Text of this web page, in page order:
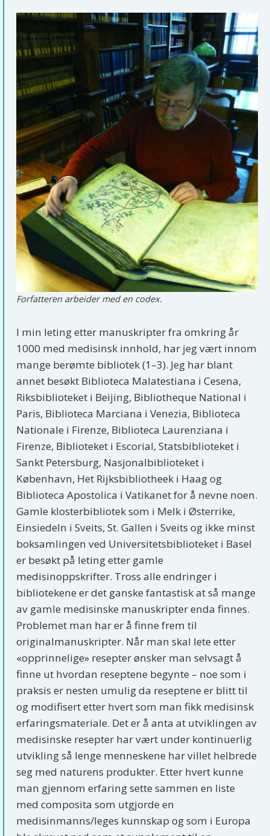
Forfatteren arbeider med en codex.
I min leting etter manuskripter fra omkring år
1000 med medisinsk innhold, har jeg vært innom
mange berømte bibliotek (1–3). Jeg har blant
annet besøkt Biblioteca Malatestiana i Cesena,
Riksbiblioteket i Beijing, Bibliotheque National i
Paris, Biblioteca Marciana i Venezia, Biblioteca
Nationale i Firenze, Biblioteca Laurenziana i
Firenze, Biblioteket i Escorial, Statsbiblioteket i
Sankt Petersburg, Nasjonalbiblioteket i
København, Het Rijksbibliotheek i Haag og
Biblioteca Apostolica i Vatikanet for å nevne noen.
Gamle klosterbibliotek som i Melk i Østerrike,
Einsiedeln i Sveits, St. Gallen i Sveits og ikke minst
boksamlingen ved Universitetsbiblioteket i Basel
er besøkt på leting etter gamle
medisinoppskrifter. Tross alle endringer i
bibliotekene er det ganske fantastisk at så mange
av gamle medisinske manuskripter enda finnes.
Problemet man har er å finne frem til
originalmanuskripter. Når man skal lete etter
«opprinnelige» resepter ønsker man selvsagt å
finne ut hvordan reseptene begynte – noe som i
praksis er nesten umulig da reseptene er blitt til
og modifisert etter hvert som man fikk medisinsk
erfaringsmateriale. Det er å anta at utviklingen av
medisinske resepter har vært under kontinuerlig
utvikling så lenge menneskene har villet helbrede
seg med naturens produkter. Etter hvert kunne
man gjennom erfaring sette sammen en liste
med composita som utgjorde en
medisinmanns/leges kunnskap og som i Europa